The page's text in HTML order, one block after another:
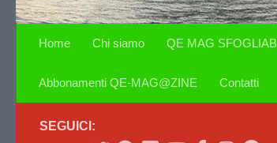
Home Chi siamo QE MAG
Abbonamenti QE-MAG@ZINE Contatti
SEGUICI: